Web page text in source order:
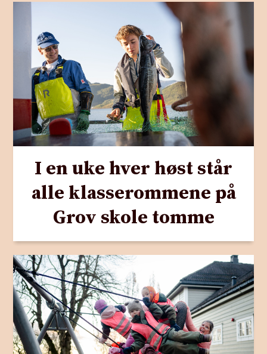
I en uke hver høst står
alle klasserommene på
Grov skole tomme